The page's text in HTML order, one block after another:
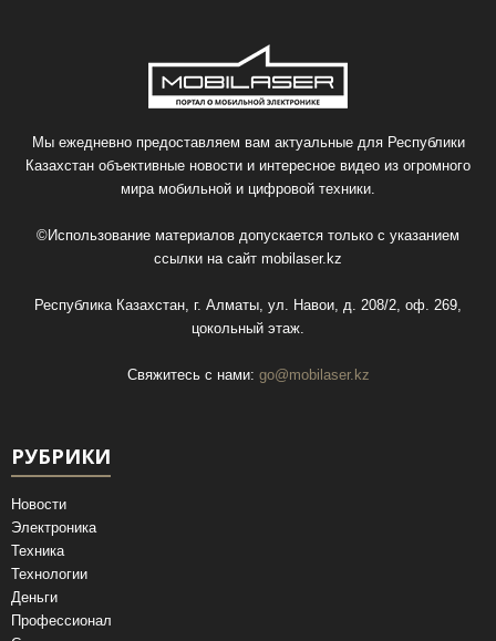
Мы ежедневно предоставляем вам актуальные для Республики
Казахстан объективные новости и интересное видео из огромного
мира мобильной и цифровой техники.
©Использование материалов допускается только с указанием
ссылки на сайт mobilaser.kz
Республика Казахстан, г. Алматы, ул. Навои, д. 208/2, оф. 269,
цокольный этаж.
Свяжитесь с нами: go@mobilaser.kz
РУБРИКИ
Новости
Электроника
Техника
Технологии
Деньги
Профессионал